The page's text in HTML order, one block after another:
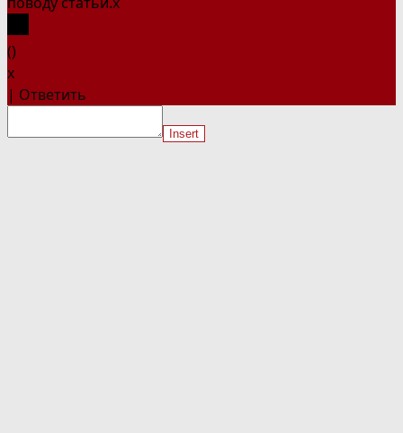
()
x
| Ответить
Insert